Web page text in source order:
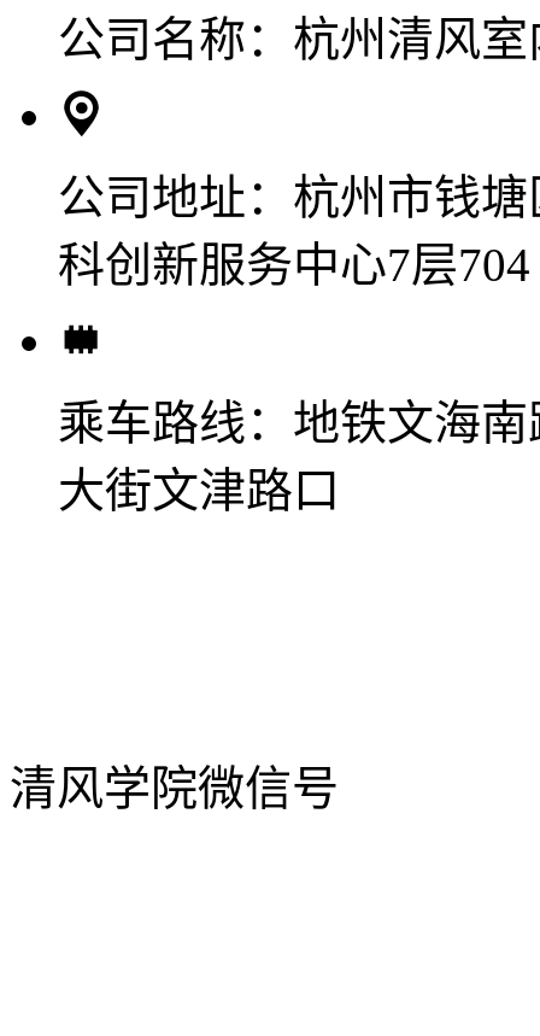
公司名称： 杭州清风
公司地址： 杭州市钱
科创新服务中心7层704
乘车路线： 地铁文海
大街文津路口
清风学院微信号